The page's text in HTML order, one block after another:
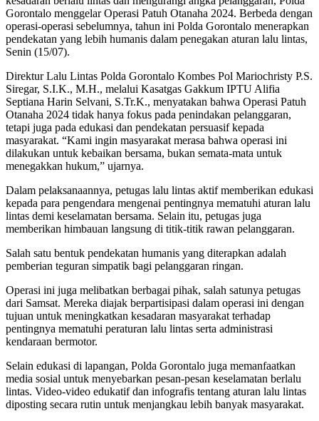
Gorontalo menggelar Operasi Patuh Otanaha 2024. Berbeda dengan
operasi-operasi sebelumnya, tahun ini Polda Gorontalo menerapkan
pendekatan yang lebih humanis dalam penegakan aturan lalu lintas,
Senin (15/07).
Direktur Lalu Lintas Polda Gorontalo Kombes Pol Mariochristy P.S.
Siregar, S.I.K., M.H., melalui Kasatgas Gakkum IPTU Alifia
Septiana Harin Selvani, S.Tr.K., menyatakan bahwa Operasi Patuh
Otanaha 2024 tidak hanya fokus pada penindakan pelanggaran,
tetapi juga pada edukasi dan pendekatan persuasif kepada
masyarakat. “Kami ingin masyarakat merasa bahwa operasi ini
dilakukan untuk kebaikan bersama, bukan semata-mata untuk
menegakkan hukum,” ujarnya.
Dalam pelaksanaannya, petugas lalu lintas aktif memberikan edukasi
kepada para pengendara mengenai pentingnya mematuhi aturan lalu
lintas demi keselamatan bersama. Selain itu, petugas juga
memberikan himbauan langsung di titik-titik rawan pelanggaran.
Salah satu bentuk pendekatan humanis yang diterapkan adalah
pemberian teguran simpatik bagi pelanggaran ringan.
Operasi ini juga melibatkan berbagai pihak, salah satunya petugas
dari Samsat. Mereka diajak berpartisipasi dalam operasi ini dengan
tujuan untuk meningkatkan kesadaran masyarakat terhadap
pentingnya mematuhi peraturan lalu lintas serta administrasi
kendaraan bermotor.
Selain edukasi di lapangan, Polda Gorontalo juga memanfaatkan
media sosial untuk menyebarkan pesan-pesan keselamatan berlalu
lintas. Video-video edukatif dan infografis tentang aturan lalu lintas
diposting secara rutin untuk menjangkau lebih banyak masyarakat.